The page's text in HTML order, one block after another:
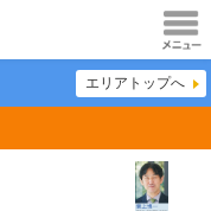
メニュ
ー
エリアトップへ